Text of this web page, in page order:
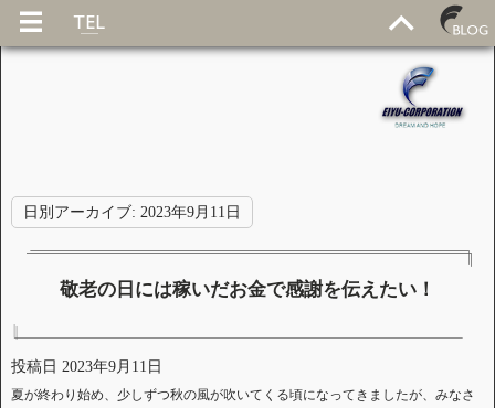
日別アーカイブ: 2023年9月11日
敬老の日には稼いだお金で感謝を伝えたい！
投稿日 2023年9月11日
夏が終わり始め、少しずつ秋の風が吹いてくる頃になってきましたが、みなさ